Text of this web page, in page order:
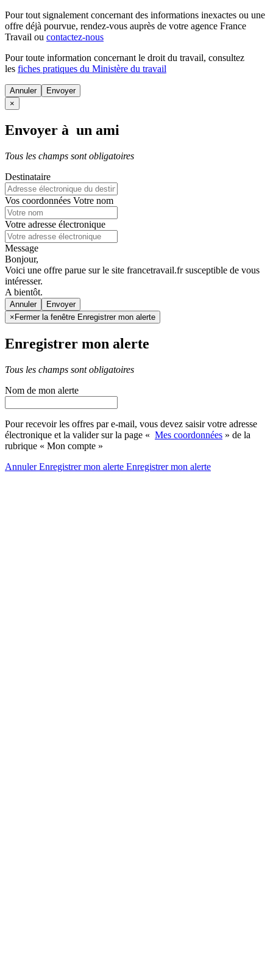
Pour tout signalement concernant des informations inexactes ou une
offre déjà pourvue, rendez-vous auprès de votre agence France
Travail ou contactez-nous
Pour toute information concernant le droit du travail, consultez
les fiches pratiques du Ministère du travail
Annuler
×
Envoyer à un ami
Tous les champs sont obligatoires
Destinataire
Vos coordonnées Votre nom
Votre adresse électronique
Message
Bonjour,
Voici une offre parue sur le site francetravail.fr susceptible de vous
intéresser.
A bientôt.
Annuler
× Fermer la fenêtre Enregistrer mon alerte
Enregistrer mon alerte
Tous les champs sont obligatoires
Nom de mon alerte
Pour recevoir les offres par e-mail, vous devez saisir votre adresse
électronique et la valider sur la page « Mes coordonnées » de la
rubrique « Mon compte »
AnnulerEnregistrer mon alerte Enregistrermon alerte